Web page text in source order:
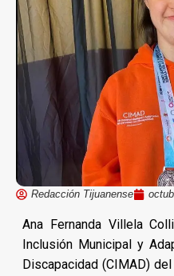
Redacción Tijuanense
Ana Fernanda Villela
Inclusión Municipal y
Discapacidad (CIMAD)